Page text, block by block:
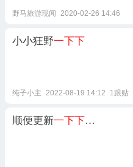
野马旅游现闻 2020-02-26 14:46
小小狂野一下下
纯子小主 2022-08-19 14:12 1跟贴
顺便更新一下下…